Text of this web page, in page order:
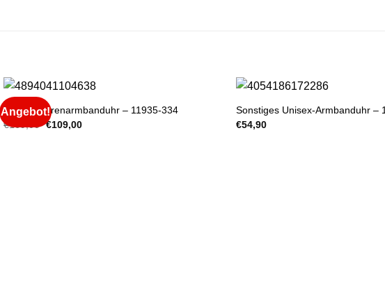
Angebot!
Bering Herrenarmbanduhr – 11935-334
€169,00 Ursprünglicher
€109,00Aktueller
Sonstiges Unisex-Armbanduhr –
€54,90